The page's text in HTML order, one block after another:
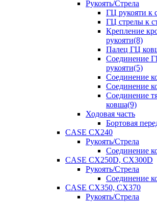
Рукоять/Стрела
ГЦ рукояти к
ГЦ стрелы к
Крепление
рукояти(8)
Палец ГЦ
Соединение
рукояти(5)
Соединение
Соединение
Соединение
ковша(9)
Ходовая часть
Бортовая
CASE CX240
Рукоять/Стрела
Соединение
CASE CX250D, CX300D
Рукоять/Стрела
Соединение
CASE CX350, CX370
Рукоять/Стрела